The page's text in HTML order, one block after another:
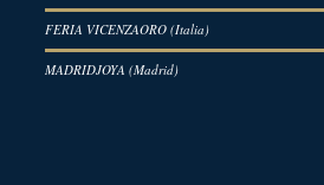
FERIA VICENZAORO (Italia)
MADRIDJOYA (Madrid)